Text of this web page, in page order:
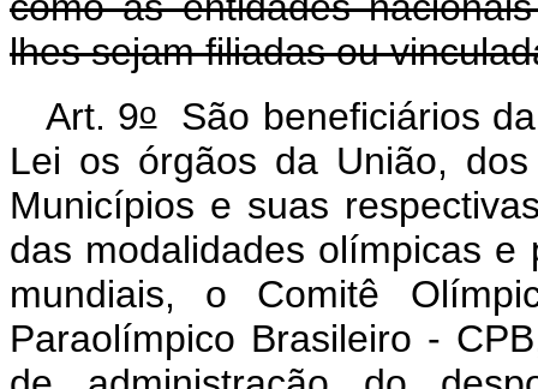
lhes sejam filiadas ou
Art. 9oSão beneficiários
Lei os órgãos da União,
Municípios e suas
das modalidades olímpicas
mundiais, o Comitê
Paraolímpico Brasileiro -